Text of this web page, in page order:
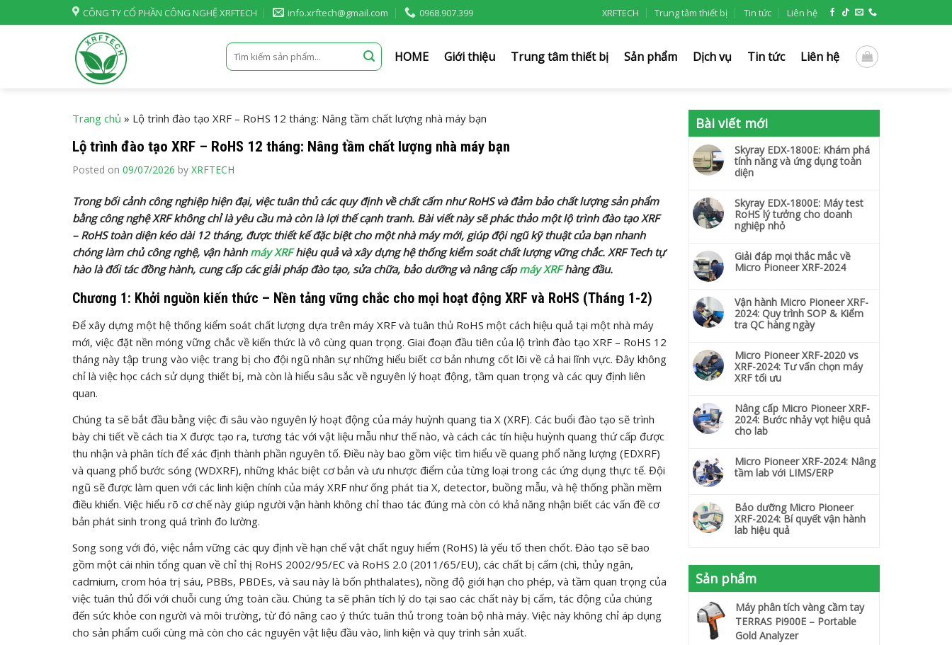
to
CÔNG TY CỔ PHẦN CÔNG NGHỆ XRFTECH info.xrftech@gmail.com 0968.907.399 XRFTECH Trung tâm thiết bị Tin tức Liên hệ
Tìm
kiếm:
HOME Giới thiệu Trung tâm thiết bị Sản phẩm Dịch vụ Tin tức Liên hệ
Trang chủ » Lộ trình đào tạo XRF – RoHS 12 tháng: Nâng tầm chất lượng nhà máy bạn
Lộ trình đào tạo XRF – RoHS 12 tháng: Nâng tầm chất lượng nhà máy bạn
Posted on 09/07/2026 by XRFTECH
Trong bối cảnh công nghiệp hiện đại, việc tuân thủ các quy định về chất cấm như RoHS và đảm bảo chất lượng sản phẩm
bằng công nghệ XRF không chỉ là yêu cầu mà còn là lợi thế cạnh tranh. Bài viết này sẽ phác thảo một lộ trình đào tạo XRF
– RoHS toàn diện kéo dài 12 tháng, được thiết kế đặc biệt cho một nhà máy mới, giúp đội ngũ kỹ thuật của bạn nhanh
chóng làm chủ công nghệ, vận hành máy XRFhiệu quả và xây dựng hệ thống kiểm soát chất lượng vững chắc. XRF Tech tự
hào là đối tác đồng hành, cung cấp các giải pháp đào tạo, sửa chữa, bảo dưỡng và nâng cấpmáy XRFhàng đầu.
Chương 1: Khởi nguồn kiến thức – Nền tảng vững chắc cho mọi hoạt động XRF và RoHS (Tháng 1-2)
Để xây dựng một hệ thống kiểm soát chất lượng dựa trên máy XRF và tuân thủ RoHS một cách hiệu quả tại một nhà máy
mới, việc đặt nền móng vững chắc về kiến thức là vô cùng quan trọng. Giai đoạn đầu tiên của lộ trình đào tạo XRF – RoHS 12
tháng này tập trung vào việc trang bị cho đội ngũ nhân sự những hiểu biết cơ bản nhưng cốt lõi về cả hai lĩnh vực. Đây không
chỉ là việc học cách sử dụng thiết bị, mà còn là hiểu sâu sắc về nguyên lý hoạt động, tầm quan trọng và các quy định liên
quan.
Chúng ta sẽ bắt đầu bằng việc đi sâu vào nguyên lý hoạt động của máy huỳnh quang tia X (XRF). Các buổi đào tạo sẽ trình
bày chi tiết về cách tia X được tạo ra, tương tác với vật liệu mẫu như thế nào, và cách các tín hiệu huỳnh quang thứ cấp được
thu nhận và phân tích để xác định thành phần nguyên tố. Điều này bao gồm việc tìm hiểu về quang phổ năng lượng (EDXRF)
và quang phổ bước sóng (WDXRF), những khác biệt cơ bản và ưu nhược điểm của từng loại trong các ứng dụng thực tế. Đội
ngũ sẽ được làm quen với các linh kiện chính của máy XRF như ống phát tia X, detector, buồng mẫu, và hệ thống phần mềm
điều khiển. Việc hiểu rõ cơ chế này giúp người vận hành không chỉ thao tác đúng mà còn có khả năng nhận biết các vấn đề cơ
bản phát sinh trong quá trình đo lường.
Song song với đó, việc nắm vững các quy định về hạn chế vật chất nguy hiểm (RoHS) là yếu tố then chốt. Đào tạo sẽ bao
gồm một cái nhìn tổng quan về chỉ thị RoHS 2002/95/EC và RoHS 2.0 (2011/65/EU), các chất bị cấm (chì, thủy ngân,
cadmium, crom hóa trị sáu, PBBs, PBDEs, và sau này là bốn phthalates), nồng độ giới hạn cho phép, và tầm quan trọng của
việc tuân thủ đối với chuỗi cung ứng toàn cầu. Chúng ta sẽ phân tích lý do tại sao các chất này bị cấm, tác động của chúng
đến sức khỏe con người và môi trường, từ đó nâng cao ý thức tuân thủ trong toàn bộ nhà máy. Việc này không chỉ áp dụng
cho sản phẩm cuối cùng mà còn cho các nguyên vật liệu đầu vào, linh kiện và quy trình sản xuất.
Bài viết mới
Skyray EDX-1800E: Khám phá
tính năng và ứng dụng toàn
diện
Skyray EDX-1800E: Máy test
RoHS lý tưởng cho doanh
nghiệp nhỏ
Giải đáp mọi thắc mắc về
Micro Pioneer XRF-2024
Vận hành Micro Pioneer XRF-
2024: Quy trình SOP & Kiểm
tra QC hàng ngày
Micro Pioneer XRF-2020 vs
XRF-2024: Tư vấn chọn máy
XRF tối ưu
Nâng cấp Micro Pioneer XRF-
2024: Bước nhảy vọt hiệu quả
cho lab
Micro Pioneer XRF-2024: Nâng
tầm lab với LIMS/ERP
Bảo dưỡng Micro Pioneer
XRF-2024: Bí quyết vận hành
lab hiệu quả
Sản phẩm
Máy phân tích vàng cầm tay
TERRAS Pi900E – Portable
Gold Analyzer